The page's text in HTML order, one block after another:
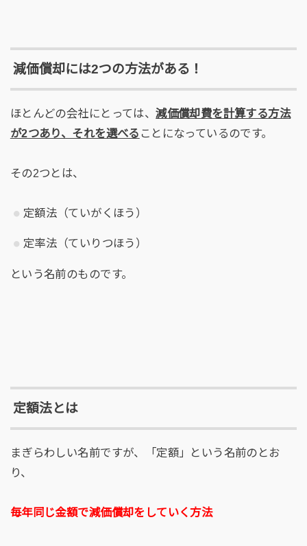
減価償却には2つの方法がある！
ほとんどの会社にとっては、減価償却費を計算する方法
が2つあり、それを選べる ことになっているのです。
その2つとは、
定額法（ていがくほう）
定率法（ていりつほう）
という名前のものです。
定額法とは
まぎらわしい名前ですが、「定額」という名前のとお
り、
毎年同じ金額で減価償却をしていく方法